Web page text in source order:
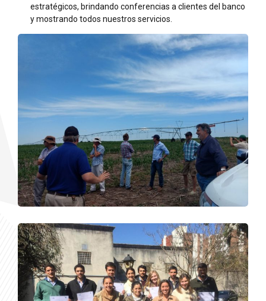
estratégicos, brindando conferencias a clientes del banco
y mostrando todos nuestros servicios.